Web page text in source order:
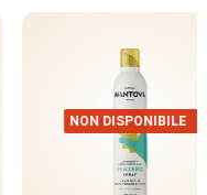
NON DISPONIBILE